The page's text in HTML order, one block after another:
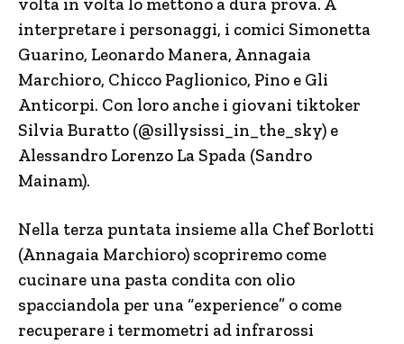
interpretare i personaggi, i comici Simonetta
Guarino, Leonardo Manera, Annagaia
Marchioro, Chicco Paglionico, Pino e Gli
Anticorpi. Con loro anche i giovani tiktoker
Silvia Buratto (@sillysissi_in_the_sky) e
Alessandro Lorenzo La Spada (Sandro
Mainam).
Nella terza puntata insieme alla Chef Borlotti
(Annagaia Marchioro) scopriremo come
cucinare una pasta condita con olio
spacciandola per una “experience” o come
recuperare i termometri ad infrarossi